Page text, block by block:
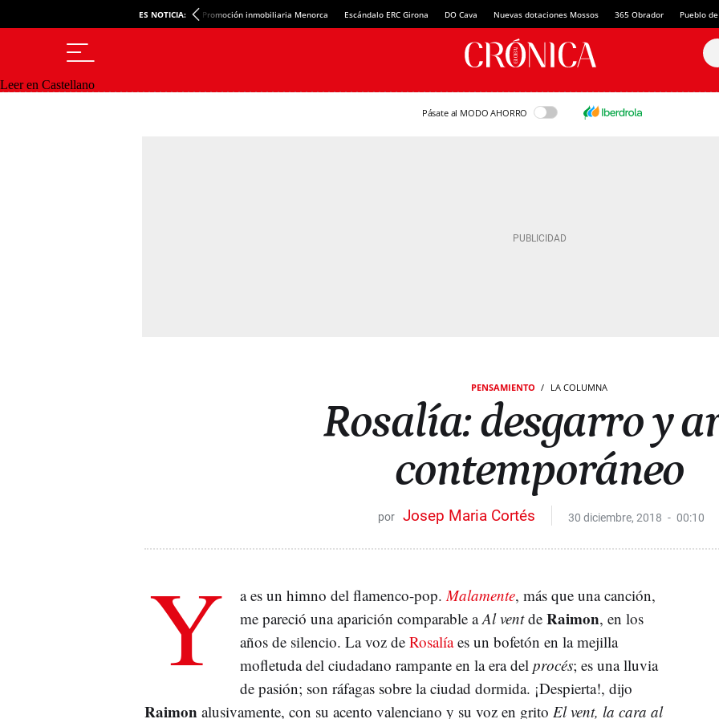
ES NOTICIA: Promoción inmobiliaria Menorca Escándalo ERC Girona DO Cava Nuevas dotaciones Mossos 365 Obrador Pueblo
Leer en Castellano
Pásate al MODO AHORRO
PENSAMIENTO LA COLUMNA
Rosalía: desgarro y
contemporáneo
Josep Maria Cortés 30 diciembre, 2018 00:10
Y a es un himno del flamenco-pop.Malamente, más que una canción,
me pareció una aparición comparable aAl ventde Raimon, en los
años de silencio. La voz de Rosalíaes un bofetón en la mejilla
mofletuda del ciudadano rampante en la era del procés; es una lluvia
de pasión; son ráfagas sobre la ciudad dormida. ¡Despierta!, dijo
Raimon alusivamente, con su acento valenciano y su voz en grito El vent, la cara al